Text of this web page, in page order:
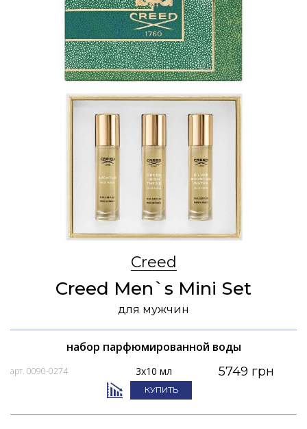
Creed
Creed Men`s Mini Set
для мужчин
набор парфюмированной воды
арт. 0090-0274 3x10 мл 5749 грн
КУПИТЬ